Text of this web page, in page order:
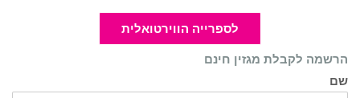
לספרייה הווירטואלית
הרשמה לקבלת מגזין חינם
שם